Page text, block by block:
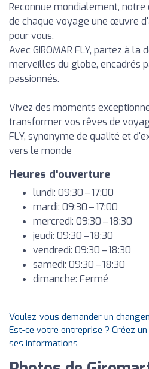
Reconnue mondialement, notre
de chaque voyage une œuvre
pour vous.
Avec GIROMAR FLY, partez à la
merveilles du globe, encadrés
passionnés.
Vivez des moments
transformer vos rêves de
FLY, synonyme de qualité et
vers le monde
Heures d'ouverture
lundi: 09:30 – 17:00
mardi: 09:30 – 17:00
mercredi: 09:30 – 18:30
jeudi: 09:30 – 18:30
vendredi: 09:30 – 18:30
samedi: 09:30 – 18:30
dimanche: Fermé
Voulez-vous demander un
Est-ce votre entreprise ? Créez
ses informations